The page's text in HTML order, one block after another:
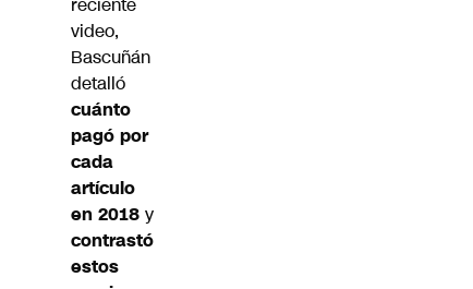
reciente
video,
Bascuñán
detalló
cuánto
pagó por
cada
artículo
en 2018 y
contrastó
estos